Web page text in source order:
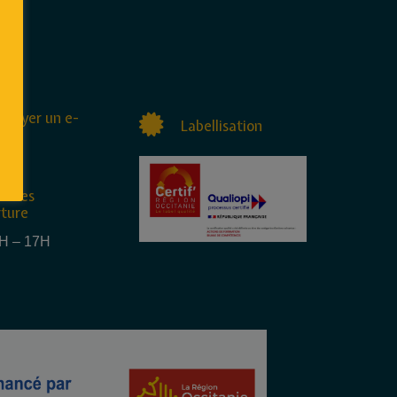
un e-
– 17H
Labellisation